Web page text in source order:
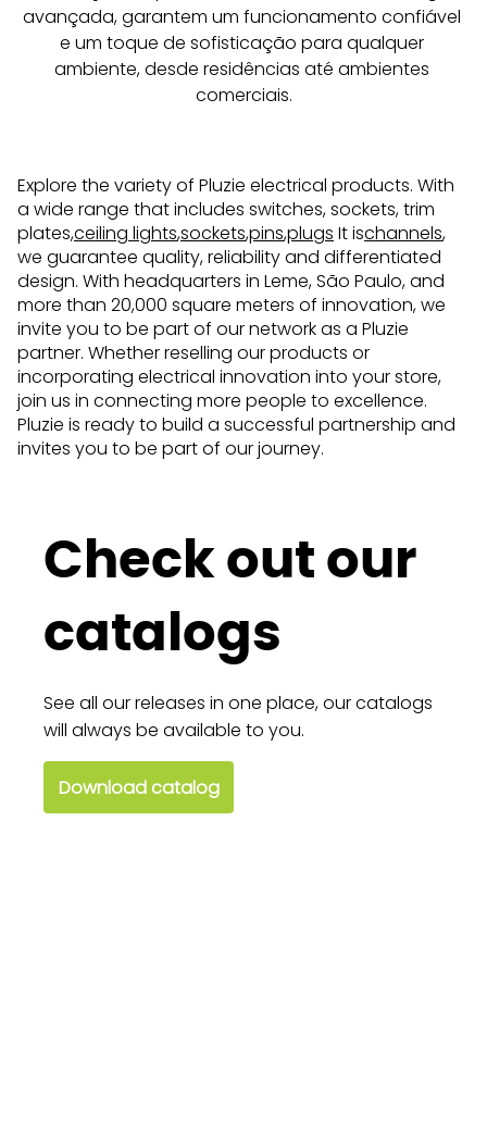
avançada, garantem um funcionamento confiável
e um toque de sofisticação para qualquer
ambiente, desde residências até ambientes
comerciais.
Explore the variety of Pluzie electrical products. With
a wide range that includes switches, sockets, trim
plates,ceiling lights,sockets,pins,plugs It ischannels,
we guarantee quality, reliability and differentiated
design. With headquarters in Leme, São Paulo, and
more than 20,000 square meters of innovation, we
invite you to be part of our network as a Pluzie
partner. Whether reselling our products or
incorporating electrical innovation into your store,
join us in connecting more people to excellence.
Pluzie is ready to build a successful partnership and
invites you to be part of our journey.
Check out our
catalogs
See all our releases in one place, our catalogs
will always be available to you.
Download catalog